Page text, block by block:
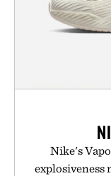
Nike's
explosiveness